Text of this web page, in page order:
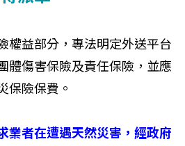
權益部分，專法明定外送平台
體傷害保險及責任保險，並應
保險保費。
業者在遭遇天然災害，經政府